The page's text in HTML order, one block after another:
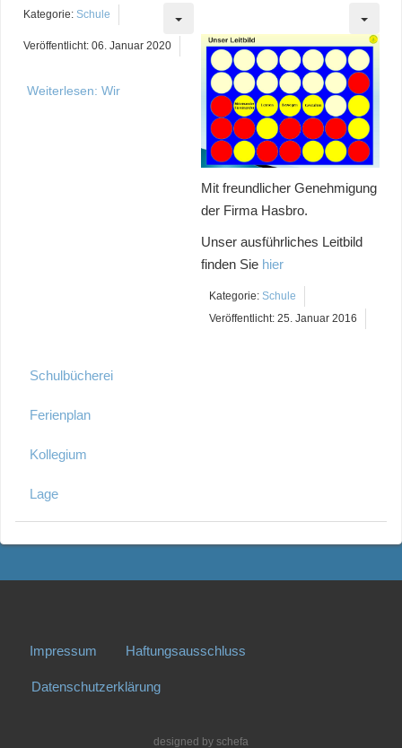
Kategorie: Schule
Veröffentlicht: 06. Januar 2020
Weiterlesen: Wir
Mit freundlicher Genehmigung
der Firma Hasbro.
Unser ausführliches Leitbild
finden Sie hier
Kategorie: Schule
Veröffentlicht: 25. Januar 2016
Schulbücherei
Ferienplan
Kollegium
Lage
Impressum Haftungsausschluss
Datenschutzerklärung
designed by schefa